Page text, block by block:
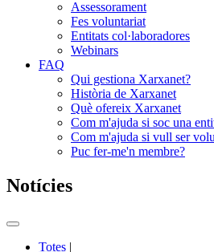
Assessorament
Fes voluntariat
Entitats col·laboradores
Webinars
FAQ
Qui gestiona Xarxanet?
Història de Xarxanet
Què ofereix Xarxanet
Com m'ajuda si soc una
Com m'ajuda si vull ser
Puc fer-me'n membre?
Notícies
Commutador
Totes |